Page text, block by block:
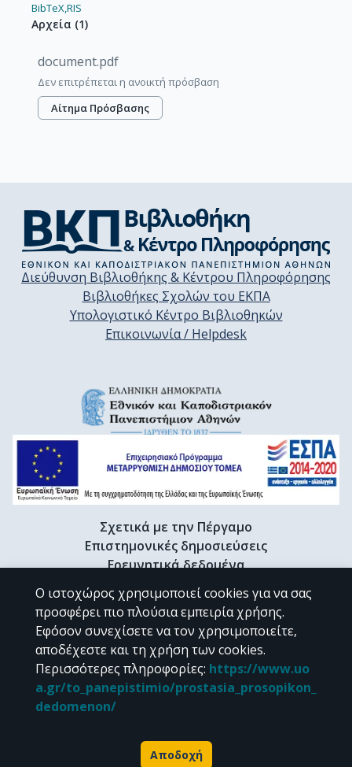
BibTeX,RIS
Αρχεία (1)
document.pdf
Δεν επιτρέπεται η ανοικτή πρόσβαση
Αίτημα Πρόσβασης
Διεύθυνση Βιβλιοθήκης & Κέντρου Πληροφόρησης
Βιβλιοθήκες Σχολών του ΕΚΠΑ
Υπολογιστικό Κέντρο Βιβλιοθηκών
Επικοινωνία / Helpdesk
Σχετικά με την Πέργαμο
Επιστημονικές δημοσιεύσεις
Ερευνητικά δεδομένα
Διδακτορικές διατριβές & Γκρίζα βιβλιογραφία
Προφίλ Ερευνητή
CC BY-NC 4.0
Εκτός αν αναφέρεται διαφορετικά, το υλικό της "Περγάμου" διατίθεται
Powered by
Ο ιστοχώρος χρησιμοποιεί cookies για να σας
προσφέρει πιο πλούσια εμπειρία χρήσης.
Εφόσον συνεχίσετε να τον χρησιμοποιείτε,
αποδέχεστε και τη χρήση των cookies.
Περισσότερες πληροφορίες: https://www.uo
a.gr/to_panepistimio/prostasia_prosopikon_
dedomenon/
Αποδοχή